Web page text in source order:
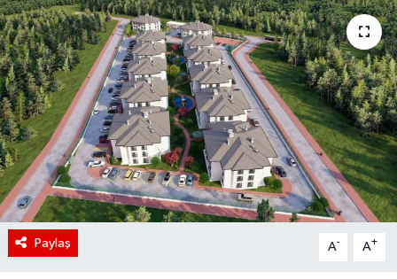
Paylaş A- A+